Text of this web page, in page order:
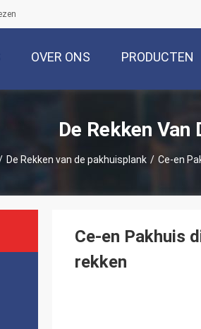
OVER ONS PRODUCTEN
De Rekken
De Rekken van de pakhuisplank / Ce-en
Ce-en Pakhuis
rekken